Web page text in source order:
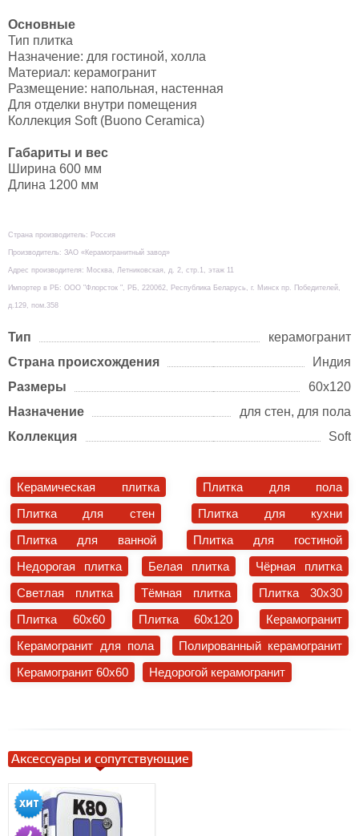
Основные
Тип плитка
Назначение: для гостиной, холла
Материал: керамогранит
Размещение: напольная, настенная
Для отделки внутри помещения
Коллекция Soft (Buono Ceramica)
Габариты и вес
Ширина 600 мм
Длина 1200 мм
Страна производитель: Россия
Производитель: ЗАО «Керамогранитный завод»
Адрес производителя: Москва, Летниковская, д. 2, стр.1, этаж 11
Импортер в РБ: ООО "Флорсток ", РБ, 220062, Республика Беларусь, г. Минск пр. Победителей,
д.129, пом.358
Тип
керамогранит
Страна происхождения
Индия
Размеры
60х120
Назначение
для стен, для пола
Коллекция
Soft
Керамическая плитка
Плитка для пола
Плитка для стен
Плитка для кухни
Плитка для ванной
Плитка для гостиной
Недорогая плитка
Белая плитка
Чёрная плитка
Светлая плитка
Тёмная плитка
Плитка 30x30
Плитка 60x60
Плитка 60x120
Керамогранит
Керамогранит для пола
Полированный керамогранит
Керамогранит 60x60
Недорогой керамогранит
Аксессуары и сопутствующие